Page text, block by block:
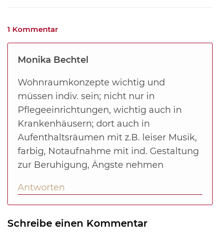
1 Kommentar
Monika Bechtel
Wohnraumkonzepte wichtig und
müssen indiv. sein; nicht nur in
Pflegeeinrichtungen, wichtig auch in
Krankenhäusern; dort auch in
Aufenthaltsräumen mit z.B. leiser Musik,
farbig, Notaufnahme mit ind. Gestaltung
zur Beruhigung, Ängste nehmen
Antworten
Schreibe einen Kommentar